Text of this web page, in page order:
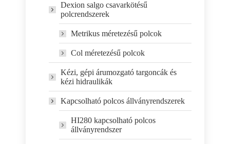
Dexion salgo csavarkötésű
polcrendszerek
Metrikus méretezésű polcok
Col méretezésű polcok
Kézi, gépi árumozgató targoncák és
kézi hidraulikák
Kapcsolható polcos állványrendszerek
HI280 kapcsolható polcos
állványrendszer